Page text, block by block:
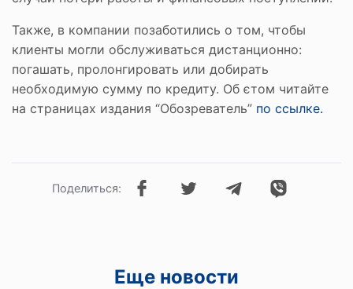
Также, в компании позаботились о том, чтобы
клиенты могли обслуживаться дистанционно:
погашать, пролонгировать или добирать
необходимую сумму по кредиту. Об єтом читайте
на страницах издания “Обозреватель” по ссылке.
Поделиться:
Еще новости